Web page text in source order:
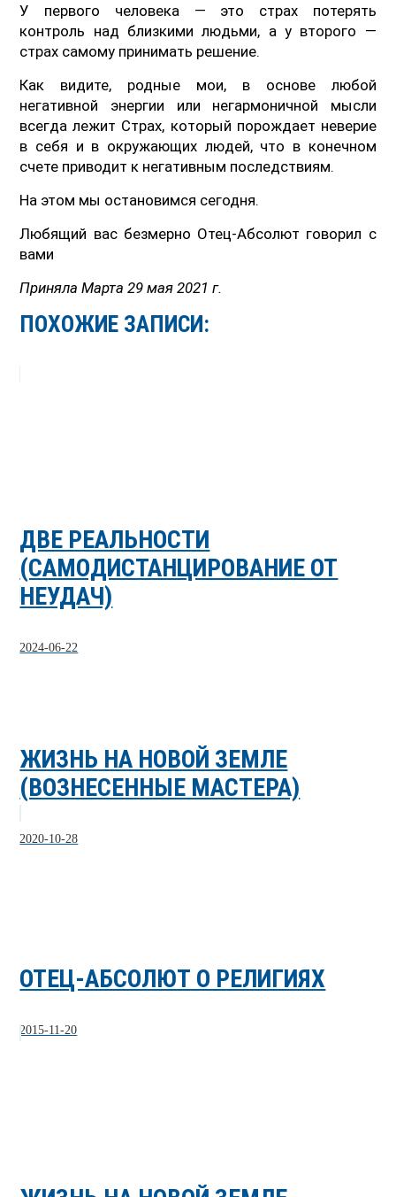
У первого человека — это страх потерять
контроль над близкими людьми, а у второго —
страх самому принимать решение.
Как видите, родные мои, в основе любой
негативной энергии или негармоничной мысли
всегда лежит Страх, который порождает неверие
в себя и в окружающих людей, что в конечном
счете приводит к негативным последствиям.
На этом мы остановимся сегодня.
Любящий вас безмерно Отец-Абсолют говорил с
вами
Приняла Марта 29 мая 2021 г.
ПОХОЖИЕ ЗАПИСИ:
ДВЕ РЕАЛЬНОСТИ
(САМОДИСТАНЦИРОВАНИЕ ОТ
НЕУДАЧ)
2024-06-22
ЖИЗНЬ НА НОВОЙ ЗЕМЛЕ
(ВОЗНЕСЕННЫЕ МАСТЕРА)
2020-10-28
ОТЕЦ-АБСОЛЮТ О РЕЛИГИЯХ
2015-11-20